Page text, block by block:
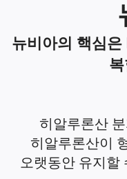
뉴비아의 핵심은
히알루론산
히알루론산이
오랫동안 유지할